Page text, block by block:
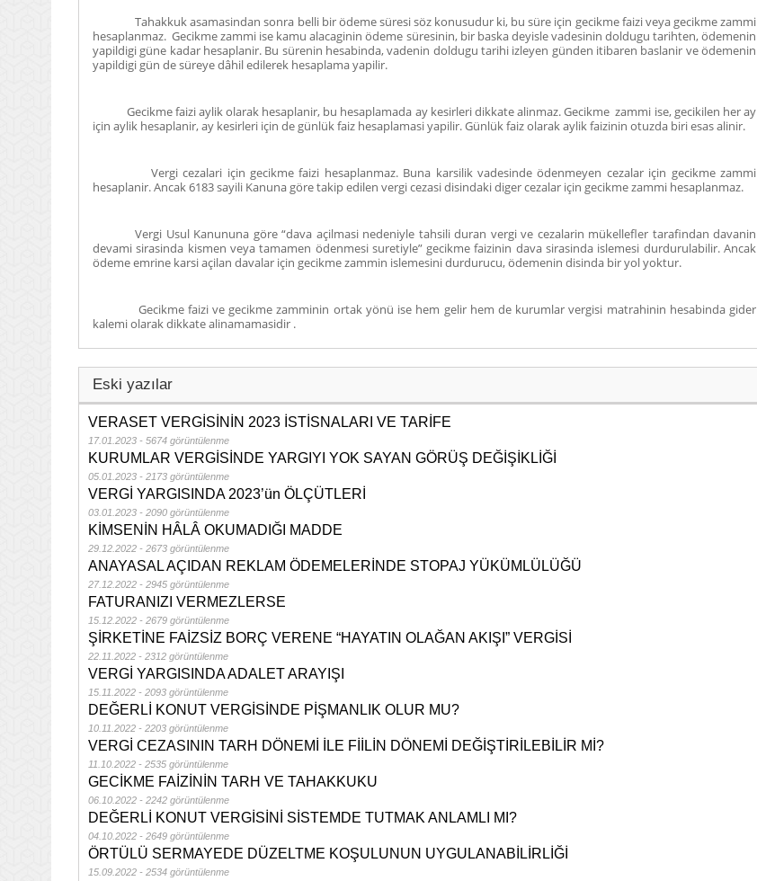
Tahakkuk asamasindan sonra belli bir ödeme süresi söz konusudur ki, bu süre için gecikme faizi veya gecikme zammi
hesaplanmaz. Gecikme zammi ise kamu alacaginin ödeme süresinin, bir baska deyisle vadesinin doldugu tarihten, ödemenin
yapildigi güne kadar hesaplanir. Bu sürenin hesabinda, vadenin doldugu tarihi izleyen günden itibaren baslanir ve ödemenin
yapildigi gün de süreye dâhil edilerek hesaplama yapilir.
Gecikme faizi aylik olarak hesaplanir, bu hesaplamada ay kesirleri dikkate alinmaz. Gecikme zammi ise, gecikilen her ay
için aylik hesaplanir, ay kesirleri için de günlük faiz hesaplamasi yapilir. Günlük faiz olarak aylik faizinin otuzda biri esas alinir.
Vergi cezalari için gecikme faizi hesaplanmaz. Buna karsilik vadesinde ödenmeyen cezalar için gecikme zammi
hesaplanir. Ancak 6183 sayili Kanuna göre takip edilen vergi cezasi disindaki diger cezalar için gecikme zammi hesaplanmaz.
Vergi Usul Kanununa göre “dava açilmasi nedeniyle tahsili duran vergi ve cezalarin mükellefler tarafindan davanin
devami sirasinda kismen veya tamamen ödenmesi suretiyle” gecikme faizinin dava sirasinda islemesi durdurulabilir. Ancak
ödeme emrine karsi açilan davalar için gecikme zammin islemesini durdurucu, ödemenin disinda bir yol yoktur.
Gecikme faizi ve gecikme zamminin ortak yönü ise hem gelir hem de kurumlar vergisi matrahinin hesabinda gider
kalemi olarak dikkate alinamamasidir .
Eski yazılar
VERASET VERGİSİNİN 2023 İSTİSNALARI VE TARİFE
17.01.2023 - 5674 görüntülenme
KURUMLAR VERGİSİNDE YARGIYI YOK SAYAN GÖRÜŞ DEĞİŞİKLİĞİ
05.01.2023 - 2173 görüntülenme
VERGİ YARGISINDA 2023’ün ÖLÇÜTLERİ
03.01.2023 - 2090 görüntülenme
KİMSENİN HÂLÂ OKUMADIĞI MADDE
29.12.2022 - 2673 görüntülenme
ANAYASAL AÇIDAN REKLAM ÖDEMELERİNDE STOPAJ YÜKÜMLÜLÜĞÜ
27.12.2022 - 2945 görüntülenme
FATURANIZI VERMEZLERSE
15.12.2022 - 2679 görüntülenme
ŞİRKETİNE FAİZSİZ BORÇ VERENE “HAYATIN OLAĞAN AKIŞI” VERGİSİ
22.11.2022 - 2312 görüntülenme
VERGİ YARGISINDA ADALET ARAYIŞI
15.11.2022 - 2093 görüntülenme
DEĞERLİ KONUT VERGİSİNDE PİŞMANLIK OLUR MU?
10.11.2022 - 2203 görüntülenme
VERGİ CEZASININ TARH DÖNEMİ İLE FİİLİN DÖNEMİ DEĞİŞTİRİLEBİLİR Mİ?
11.10.2022 - 2535 görüntülenme
GECİKME FAİZİNİN TARH VE TAHAKKUKU
06.10.2022 - 2242 görüntülenme
DEĞERLİ KONUT VERGİSİNİ SİSTEMDE TUTMAK ANLAMLI MI?
04.10.2022 - 2649 görüntülenme
ÖRTÜLÜ SERMAYEDE DÜZELTME KOŞULUNUN UYGULANABİLİRLİĞİ
15.09.2022 - 2534 görüntülenme